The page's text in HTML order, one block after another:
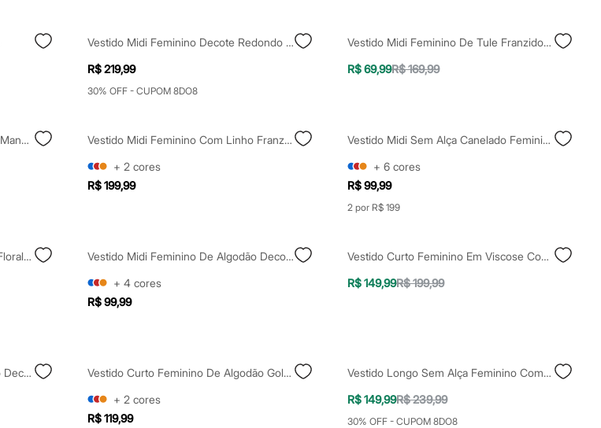
Vestido Midi Feminino Decote Redondo Com Franzidos Vinho
R$ 219,99
30% OFF - CUPOM 8DO8
Vestido Midi Feminino De Tule Franzido Degradê Marrom
R$ 69,99R$ 169,99
Vestido Midi Feminino De Algodão Manga Longa Com Fenda Canelado Vinho
Vestido Midi Feminino Com Linho Franzido Vinho
+ 2 cores
R$ 199,99
Vestido Midi Sem Alça Canelado Feminino De Algodão Vermelho
+ 6 cores
R$ 99,99
2 por R$ 199
Vestido Midi Feminino Com Linho Floral Off White
Vestido Midi Feminino De Algodão Decote Quadrado Básico Verde
+ 4 cores
R$ 99,99
Vestido Curto Feminino Em Viscose Com Linho Halterneck Off White
R$ 149,99R$ 199,99
Vestido Curto Feminino Com Linho Decote V Vermelho
Vestido Curto Feminino De Algodão Gola Alta Com Renda Franzido Vinho
+ 2 cores
R$ 119,99
Vestido Longo Sem Alça Feminino Com Linho E Fenda Mindset Vermelho
R$ 149,99R$ 239,99
30% OFF - CUPOM 8DO8